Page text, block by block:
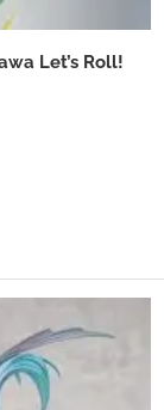
Let’s Roll!